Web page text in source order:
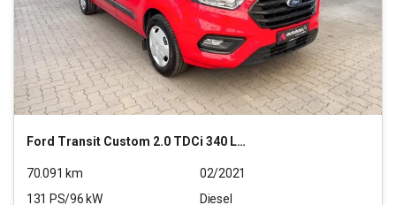
Ford Transit Custom 2.0 TDCi 340 L2 Trend (EURO 6d) PKW
70.091 km
02/2021
131 PS/96 kW
Diesel